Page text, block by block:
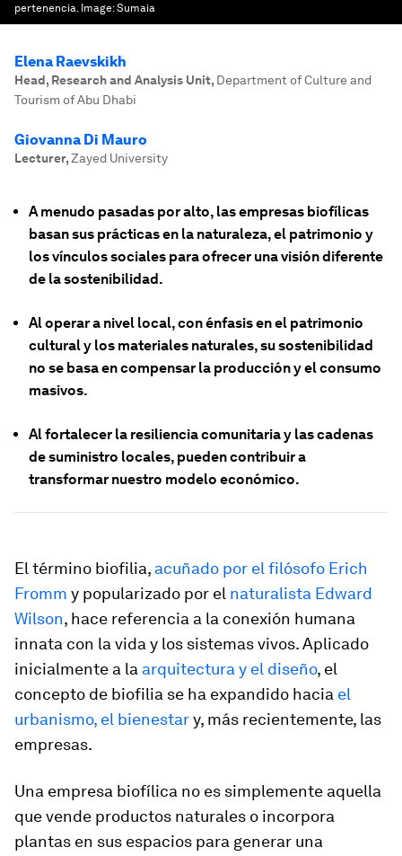
pertenencia. Image:Sumaia
Elena Raevskikh
Head, Research and Analysis Unit, Department of Culture and
Tourism of Abu Dhabi
Giovanna Di Mauro
Lecturer,Zayed University
A menudo pasadas por alto, las empresas biofílicas
basan sus prácticas en la naturaleza, el patrimonio y
los vínculos sociales para ofrecer una visión diferente
de la sostenibilidad.
Al operar a nivel local, con énfasis en el patrimonio
cultural y los materiales naturales, su sostenibilidad
no se basa en compensar la producción y el consumo
masivos.
Al fortalecer la resiliencia comunitaria y las cadenas
de suministro locales, pueden contribuir a
transformar nuestro modelo económico.
El término biofilia, acuñado por el filósofo Erich
Fromm y popularizado por el naturalista Edward
Wilson, hace referencia a la conexión humana
innata con la vida y los sistemas vivos. Aplicado
inicialmente a la arquitectura y el diseño, el
concepto de biofilia se ha expandido hacia el
urbanismo, el bienestary, más recientemente, las
empresas.
Una empresa biofílica no es simplemente aquella
que vende productos naturales o incorpora
plantas en sus espacios para generar una